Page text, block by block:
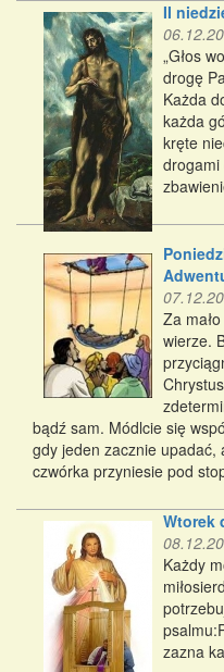
II
„Głos
drogę
Każda
każda
kręte
drogami
Za
wierze.
bądź sam. Módlcie się
gdy jeden zacznie upadać,
czwórka przyniesie pod
Wtorek
Każdy
zazna